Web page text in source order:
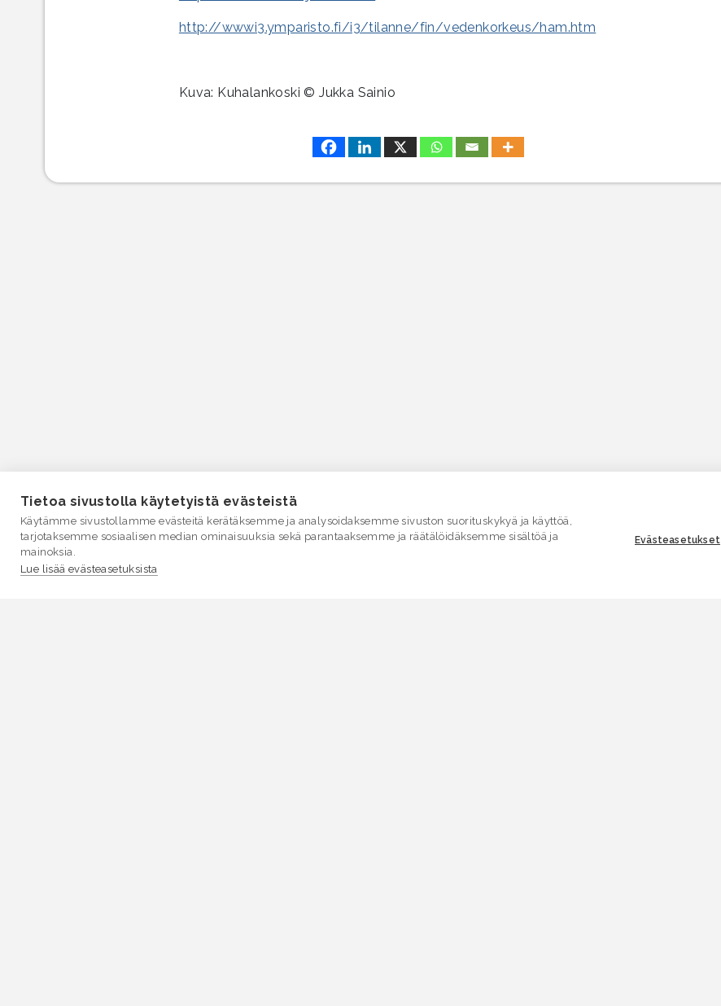
http://wwwi3.ymparisto.fi/i3/tilanne/fin/vedenkorkeus/ham.htm
Kuva: Kuhalankoski © Jukka Sainio
Tietoa sivustolla käytetyistä evästeistä
Käytämme sivustollamme evästeitä kerätäksemme ja analysoidaksemme sivuston suorituskykyä ja käyttöä,
tarjotaksemme sosiaalisen median ominaisuuksia sekä parantaaksemme ja räätälöidäksemme sisältöä ja
mainoksia.
Lue lisää evästeasetuksista
Evästeasetukset